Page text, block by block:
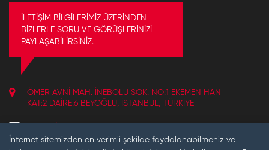
İnternet sitemizden en verimli şekilde faydalanabilmeniz ve
İLETİŞİM BİLGİLERİMİZ ÜZERİNDEN
BİZLERLE SORU VE GÖRÜŞLERİNİZİ
PAYLAŞABİLİRSİNİZ.
ÖMER AVNI MAH. İNEBOLU SOK. NO:1 EKEMEN HAN
KAT:2 DAIRE:6 BEYOĞLU, İSTANBUL, TÜRKIYE